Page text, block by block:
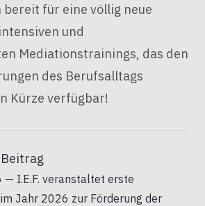
bereit für eine völlig neue
und
Mediationstrainings, das den
des Berufsalltags
Kürze verfügbar!
I.E.F. veranstaltet erste
Jahr 2026 zur Förderung der